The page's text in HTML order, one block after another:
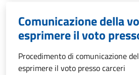
Comunicazione della
esprimere il voto
Procedimento di comunicazione
esprimere il voto presso carceri